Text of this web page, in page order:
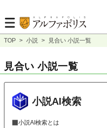
TOP > 小説 > 見合い 小説一覧
見合い 小説一覧
小説AI検索
小説AI検索とは